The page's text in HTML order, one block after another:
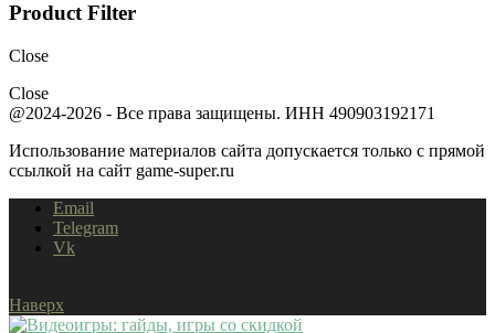
Product Filter
Close
Close
@2024-2026 - Все права защищены. ИНН 490903192171
Использование материалов сайта допускается только с прямой
ссылкой на сайт game-super.ru
Email
Telegram
Vk
Наверх